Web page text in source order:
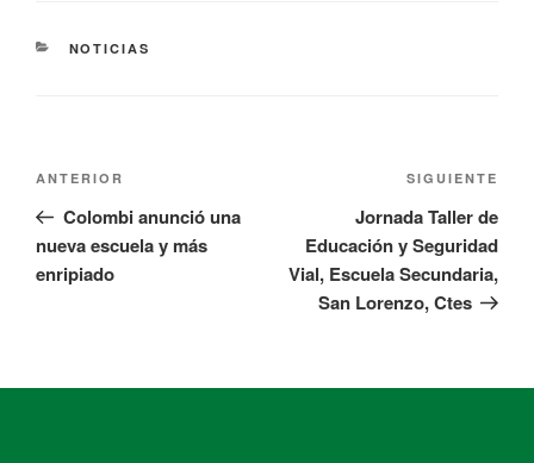
NOTICIAS
ANTERIOR
Colombi anunció una
nueva escuela y más
enripiado
SIGUIENTE
Jornada Taller de
Educación y Seguridad
Vial, Escuela Secundaria,
San Lorenzo, Ctes